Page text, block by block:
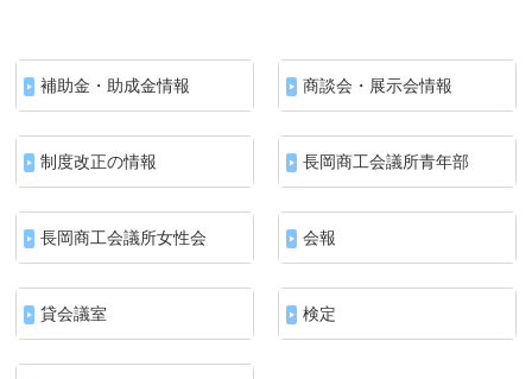
補助金・助成金情報 商談会・展示会情報
制度改正の情報 長岡商工会議所青年部
長岡商工会議所女性会 会報
貸会議室 検定